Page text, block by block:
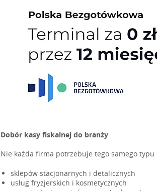
Dobór kasy fiskalnej do branży
Nie każda firma potrzebuje tego samego
sklepów stacjonarnych i detalicznych
usług fryzjerskich i kosmetycznych